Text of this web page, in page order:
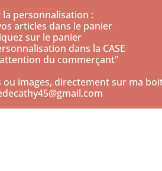
la personnalisation :
articles dans le panier
sur le panier
dans la CASE
du commerçant"
images, directement sur ma